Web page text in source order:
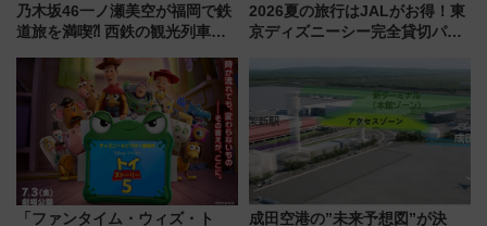
乃木坂46一ノ瀬美空が福岡で鉄
道旅を満喫⁈ 西鉄の観光列車
CHIKUGO」で巡る福岡･太宰
府･柳川の旅！YouTubeが公開
2026夏の旅行はJALがお得！東
京ディズニーシー完全貸切パー
ーン始まる 条件は「夏の国内
線に2回搭乗」
「ファンタイム・ウィズ・ト 成田空港の”未来予想図”が決